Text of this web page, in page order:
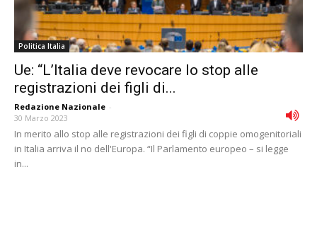
Politica Italia
Ue: “L’Italia deve revocare lo stop alle
registrazioni dei figli di...
Redazione Nazionale -
30 Marzo 2023
In merito allo stop alle registrazioni dei figli di coppie omogenitoriali
in Italia arriva il no dell'Europa. “Il Parlamento europeo – si legge
in...